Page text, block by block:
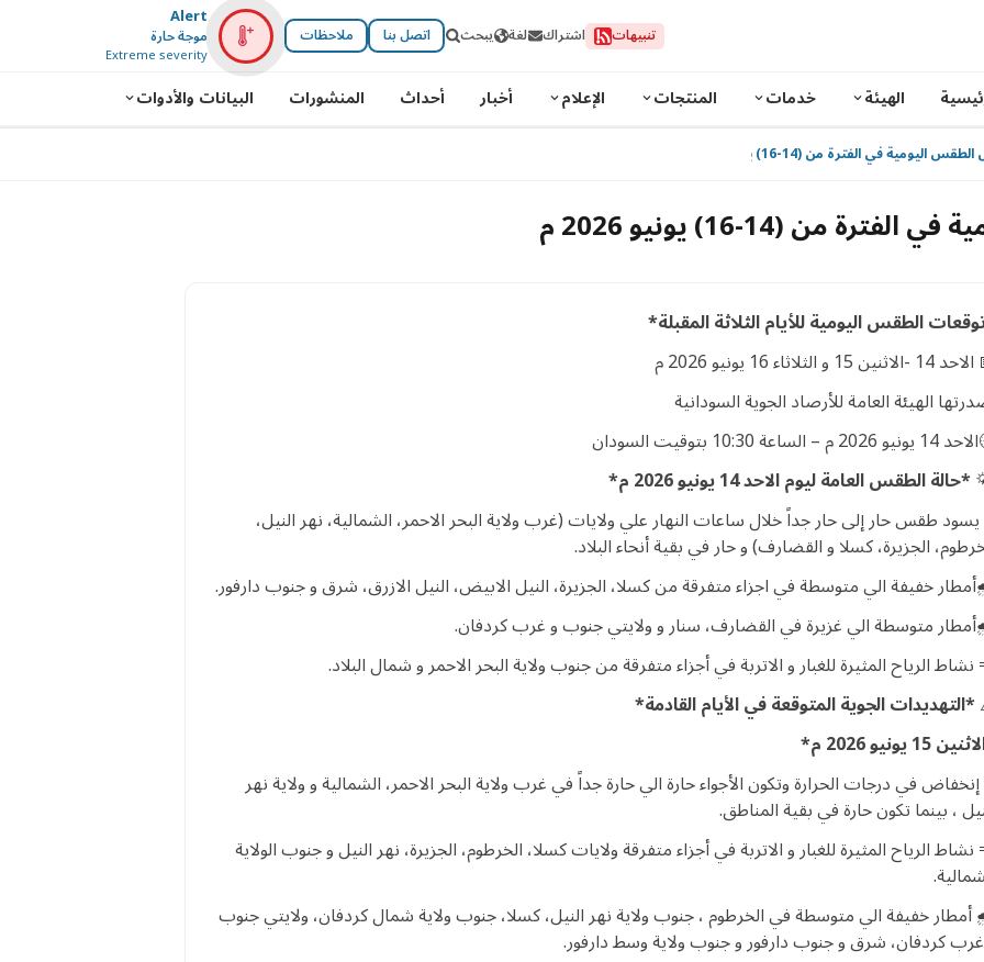
تنبيهات اشتراك لغة يبحث اتصل بنا ملاحظات
Alert
موجة حارة
Extreme severity
الهيئة خدمات المنتجات الإعلام أخبار أحداث المنشورات البيانات والأدوات
اليومية في الفترة من (14-16) يونيو 2026 م
من (14-16) يونيو 2026 م
الطقس اليومية للأيام الثلاثة المقبلة*
15 و الثلاثاء 16 يونيو 2026 م
الهيئة العامة للأرصاد الجوية السودانية
م – الساعة 10:30 بتوقيت السودان
*حالة الطقس العامة ليوم الاحد 14 يونيو 2026 م*
طقس حار إلى حار جداً خلال ساعات النهار علي ولايات (غرب ولاية البحر الاحمر، الشمالية، نهر النيل،
الجزيرة، كسلا و القضارف) و حار في بقية أنحاء البلاد.
خفيفة الي متوسطة في اجزاء متفرقة من كسلا، الجزيرة، النيل الابيض، النيل الازرق، شرق و جنوب دارفور.
متوسطة الي غزيرة في القضارف، سنار و ولايتي جنوب و غرب كردفان.
الرياح المثيرة للغبار و الاتربة في أجزاء متفرقة من جنوب ولاية البحر الاحمر و شمال البلاد.
*التهديدات الجوية المتوقعة في الأيام القادمة*
15 يونيو 2026 م*
في درجات الحرارة وتكون الأجواء حارة الي حارة جداً في غرب ولاية البحر الاحمر، الشمالية و ولاية نهر
، بينما تكون حارة في بقية المناطق.
الرياح المثيرة للغبار و الاتربة في أجزاء متفرقة ولايات كسلا، الخرطوم، الجزيرة، نهر النيل و جنوب الولاية
خفيفة الي متوسطة في الخرطوم ، جنوب ولاية نهر النيل، كسلا، جنوب ولاية شمال كردفان، ولايتي جنوب
كردفان، شرق و جنوب دارفور و جنوب ولاية وسط دارفور.